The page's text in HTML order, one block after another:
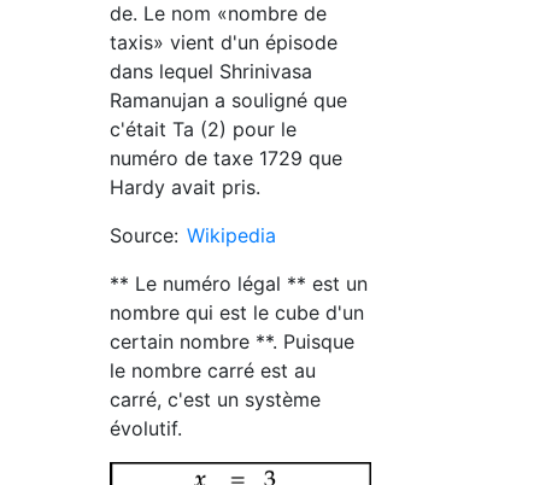
de. Le nom «nombre de
taxis» vient d'un épisode
dans lequel Shrinivasa
Ramanujan a souligné que
c'était Ta (2) pour le
numéro de taxe 1729 que
Hardy avait pris.
Source: Wikipedia
** Le numéro légal ** est un
nombre qui est le cube d'un
certain nombre **. Puisque
le nombre carré est au
carré, c'est un système
évolutif.